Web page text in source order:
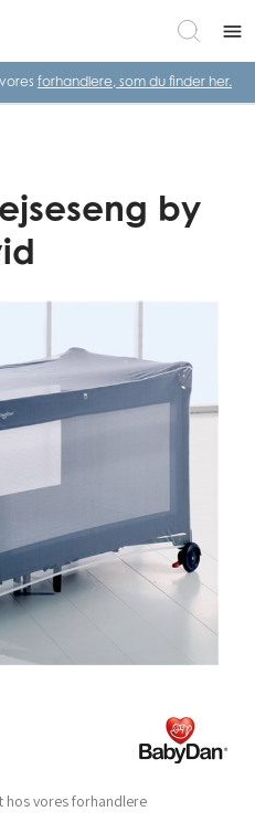
menu
forhandlere, som du finder her.
hos vores forhandlere
by